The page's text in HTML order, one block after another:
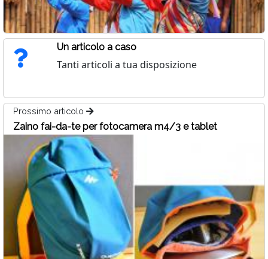
Un articolo a caso
Tanti articoli a tua disposizione
Prossimo articolo
Zaino fai-da-te per fotocamera m4/3 e tablet